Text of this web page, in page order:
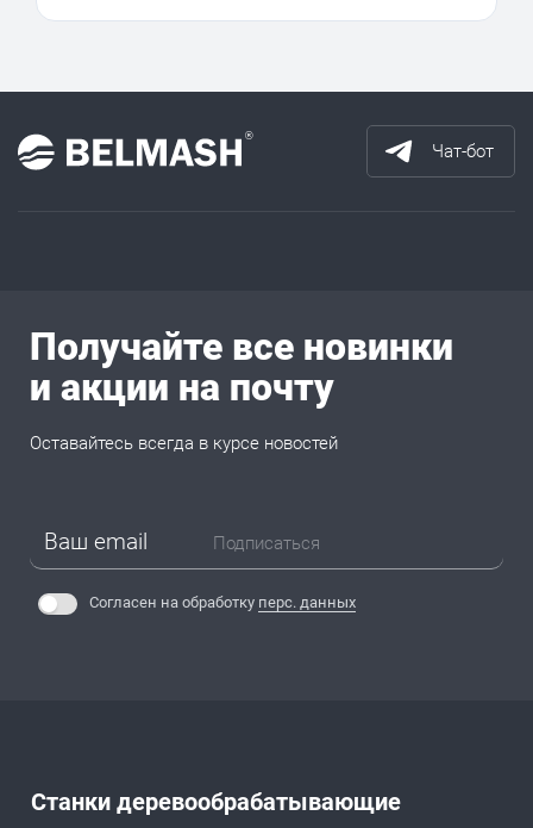
Чат-бот
Станки деревообрабатывающие
Получайте все новинки
и акции на почту
Оставайтесь всегда в курсе новостей
Подписаться
Согласен на обработку перс. данных